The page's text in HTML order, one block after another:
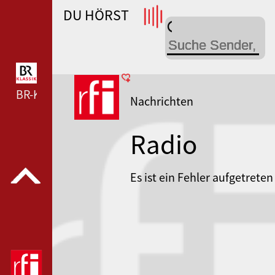
WDR 4 --- WDR 4 ---
BR-KLASSIK --- BR-KLASSIK ---
DU HÖRST
Nachrichten
Radio
France
Es ist ein Fehler aufgetreten